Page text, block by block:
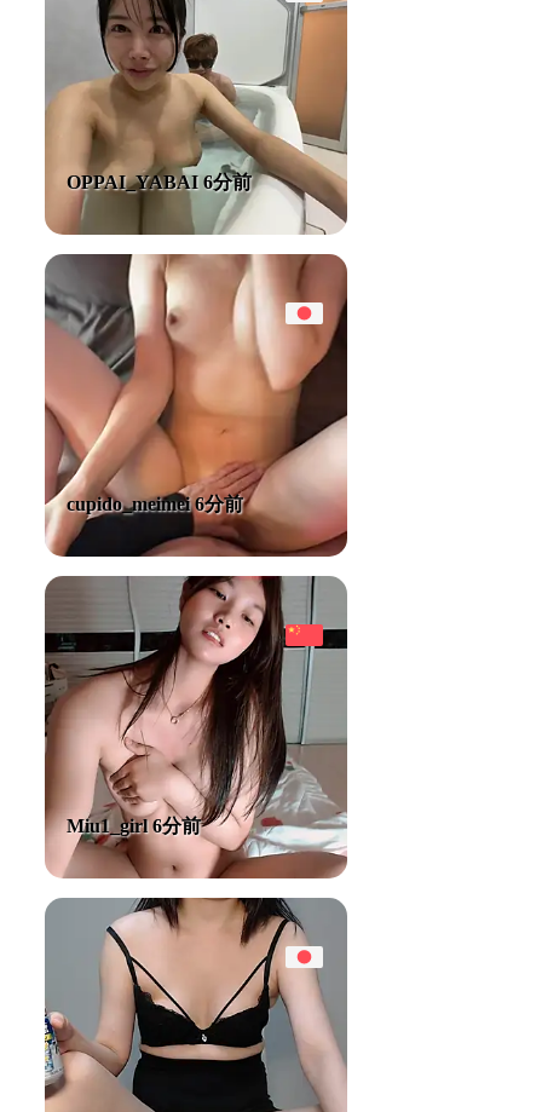
OPPAI_YABAI 6分前
cupido_meimei 6分前
Miu1_girl 6分前